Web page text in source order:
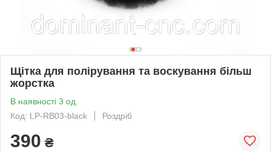
Щітка для полірування та воскування більш
жорстка
В наявності 3 од.
Код: LP-RB03-black
Роздріб
390 ₴